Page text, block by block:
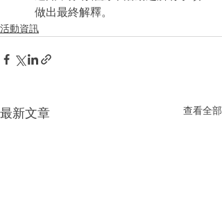
做出最終解釋。
活動資訊
最新文章 查看全部